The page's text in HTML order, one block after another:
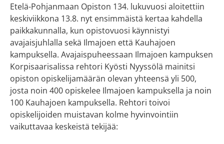
Etelä-Pohjanmaan Opiston 134. lukuvuosi aloitettiin
keskiviikkona 13.8. nyt ensimmäistä kertaa kahdella
paikkakunnalla, kun opistovuosi käynnistyi
avajaisjuhlalla sekä Ilmajoen että Kauhajoen
kampuksella. Avajaispuheessaan Ilmajoen kampuksen
Korpisaarisalissa rehtori Kyösti Nyyssölä mainitsi
opiston opiskelijamäärän olevan yhteensä yli 500,
josta noin 400 opiskelee Ilmajoen kampuksella ja noin
100 Kauhajoen kampuksella. Rehtori toivoi
opiskelijoiden muistavan kolme hyvinvointiin
vaikuttavaa keskeistä tekijää: